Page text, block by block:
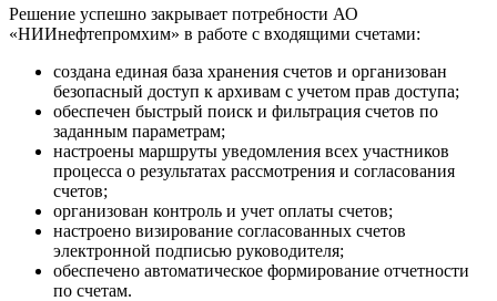
Решение успешно закрывает потребности АО
«НИИнефтепромхим» в работе с входящими счетами:
создана единая база хранения счетов и организован
безопасный доступ к архивам с учетом прав доступа;
обеспечен быстрый поиск и фильтрация счетов по
заданным параметрам;
настроены маршруты уведомления всех участников
процесса о результатах рассмотрения и согласования
счетов;
организован контроль и учет оплаты счетов;
настроено визирование согласованных счетов
электронной подписью руководителя;
обеспечено автоматическое формирование отчетности
по счетам.